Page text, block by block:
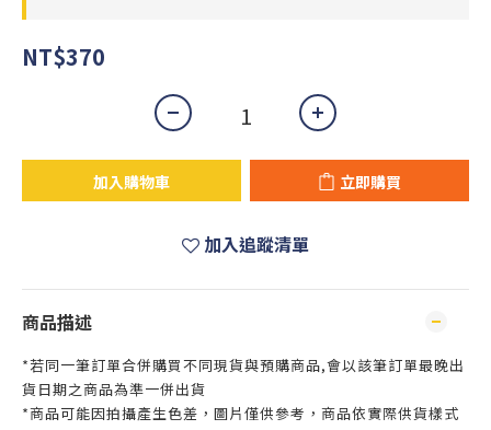
NT$370
加入購物車 立即購買
加入追蹤清單
商品描述
*若同一筆訂單合併購買不同現貨與預購商品,會以該筆訂單最晚出
貨日期之商品為準一併出貨
*商品可能因拍攝產生色差，圖片僅供參考，商品依實際供貨樣式